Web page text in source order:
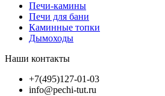
Печи-камины
Печи для бани
Каминные топки
Дымоходы
Наши контакты
+7(495)127-01-03
info@pechi-tut.ru